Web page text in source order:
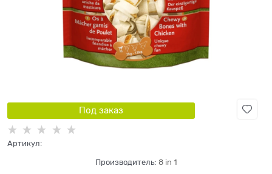
Под заказ
Артикул:
Производитель: 8 in 1